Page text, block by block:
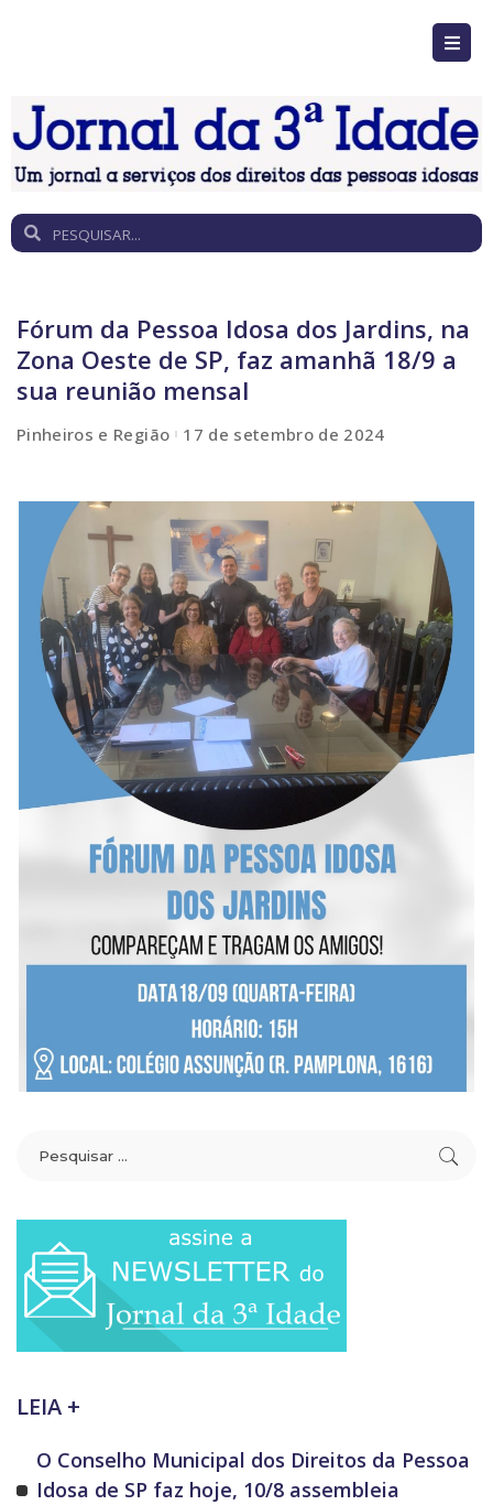
Fórum da Pessoa Idosa dos Jardins, na
Zona Oeste de SP, faz amanhã 18/9 a
sua reunião mensal
Pinheiros e Região 17 de setembro de 2024
LEIA +
O Conselho Municipal dos Direitos da Pessoa
Idosa de SP faz hoje, 10/8 assembleia